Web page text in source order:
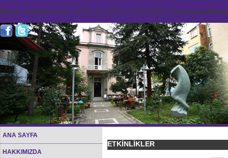
Notice: Undefined index: HTTP_ACCEPT_LANGUAGE in /home/
ANA SAYFA
HAKKIMIZDA
ETKİNLİKLER